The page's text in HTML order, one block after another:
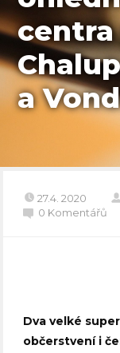
a
27.4. 2020
0 Komentářů
Dva velké
občerstvení i